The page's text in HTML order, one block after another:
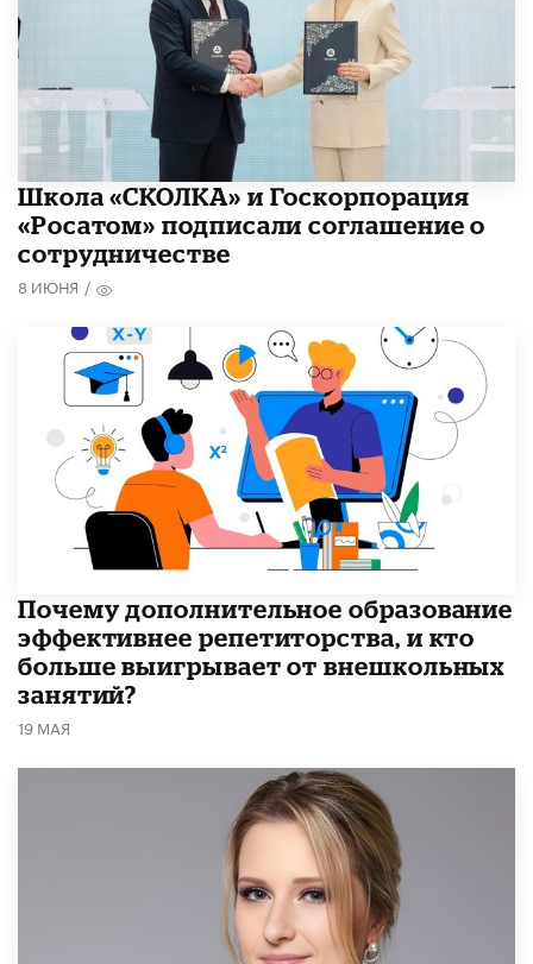
Школа «СКОЛКА» и Госкорпорация
«Росатом» подписали соглашение о
сотрудничестве
8 ИЮНЯ /
​Почему дополнительное образование
эффективнее репетиторства, и кто
больше выигрывает от внешкольных
занятий?
19 МАЯ